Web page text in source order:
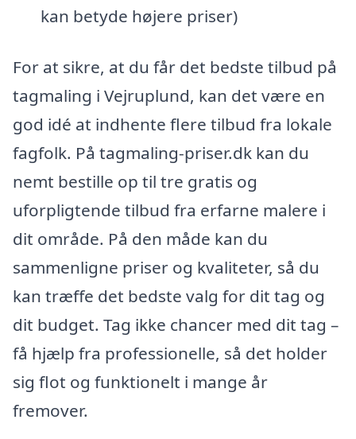
kan betyde højere priser)
For at sikre, at du får det bedste tilbud på
tagmaling i Vejruplund, kan det være en
god idé at indhente flere tilbud fra lokale
fagfolk. På tagmaling-priser.dk kan du
nemt bestille op til tre gratis og
uforpligtende tilbud fra erfarne malere i
dit område. På den måde kan du
sammenligne priser og kvaliteter, så du
kan træffe det bedste valg for dit tag og
dit budget. Tag ikke chancer med dit tag –
få hjælp fra professionelle, så det holder
sig flot og funktionelt i mange år
fremover.